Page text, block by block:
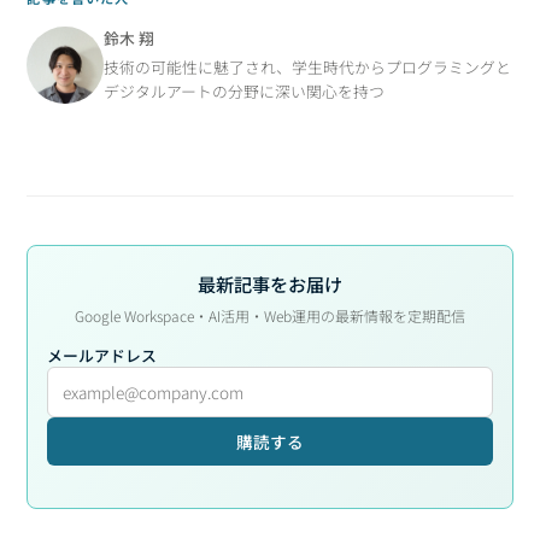
鈴木 翔
技術の可能性に魅了され、学生時代からプログラミングと
デジタルアートの分野に深い関心を持つ
最新記事をお届け
Google Workspace・AI活用・Web運用の最新情報を定期配信
メールアドレス
購読する